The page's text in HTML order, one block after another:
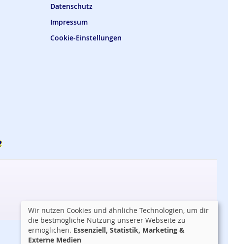
Datenschutz
Impressum
Cookie-Einstellungen
Wir nutzen Cookies und ähnliche Technologien, um dir
die bestmögliche Nutzung unserer Webseite zu
ermöglichen. Essenziell, Statistik, Marketing &
Externe Medien